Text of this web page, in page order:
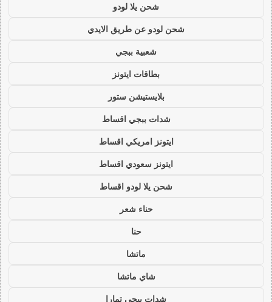
شحن يلا لودو
شحن لودو عن طريق الايدي
شعبية ببجي
بطاقات ايتونز
بلايستيشن ستور
شدات ببجي اقساط
ايتونز امريكي اقساط
ايتونز سعودي اقساط
شحن يلا لودو اقساط
حناء شعر
حنا
ماتشا
شاي ماتشا
شدات ببجي تمارا